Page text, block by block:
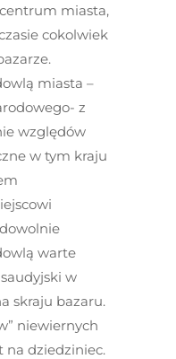
miasta,
cokolwiek
miasta –
z
względów
w tym kraju
warte
w
skraju bazaru.
niewiernych
na dziedziniec.